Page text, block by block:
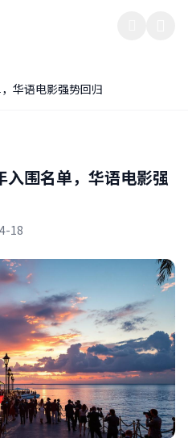
华语电影强势回归
围名单，华语电影强
18